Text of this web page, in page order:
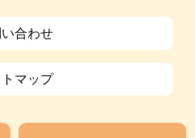
合わせ
マップ